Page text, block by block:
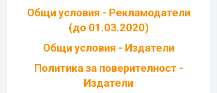
Общи условия - Рекламодатели
(до 01.03.2020)
Общи условия - Издатели
Политика за поверителност -
Издатели